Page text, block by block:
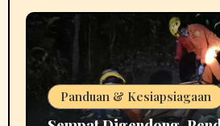
Panduan & Kesiapsiagaan